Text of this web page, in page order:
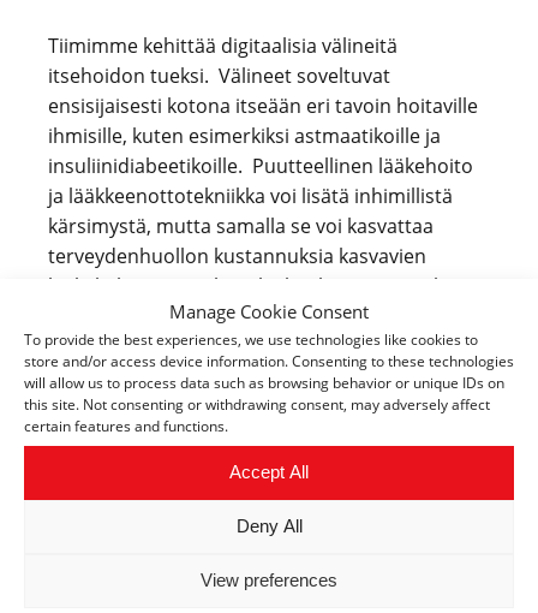
Manage Cookie Consent
To provide the best experiences, we use technologies like cookies to
store and/or access device information. Consenting to these technologies
will allow us to process data such as browsing behavior or unique IDs on
this site. Not consenting or withdrawing consent, may adversely affect
certain features and functions.
Accept All
Deny All
View preferences
Tiimimme kehittää digitaalisia välineitä
itsehoidon tueksi. Välineet soveltuvat
ensisijaisesti kotona itseään eri tavoin hoitaville
ihmisille, kuten esimerkiksi astmaatikoille ja
insuliinidiabeetikoille. Puutteellinen lääkehoito
ja lääkkeenottotekniikka voi lisätä inhimillistä
kärsimystä, mutta samalla se voi kasvattaa
terveydenhuollon kustannuksia kasvavien
lääkekulujen ja turhien lääkärikäyntien vuoksi.
Yhtenä digitaalisena välineenä on
videoavusteinen ohjelma, joka näyttää
tarvittavat välineet, oikean tekniikan, suorittaa
toiminnon yhdessä asiakkaan kanssa, kuvaa
suorituksen ja haluttaessa tallenne on
lähetettävissä ammattilaiselle arvioitavaksi.
Lisäksi ohjelma soveltuu erilaisten
kuten verensokerinmittaukseen ja PEF-